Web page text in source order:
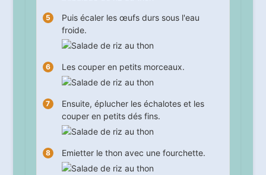
Puis écaler les œufs durs sous l'eau
froide.
Les couper en petits morceaux.
Ensuite, éplucher les échalotes et les
couper en petits dés fins.
Emietter le thon avec une fourchette.